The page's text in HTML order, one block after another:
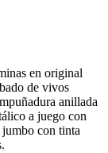
en original
de vivos
anillada
a juego con
con tinta